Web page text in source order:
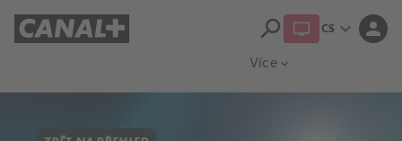
Více expand_more
search CS expand_more person